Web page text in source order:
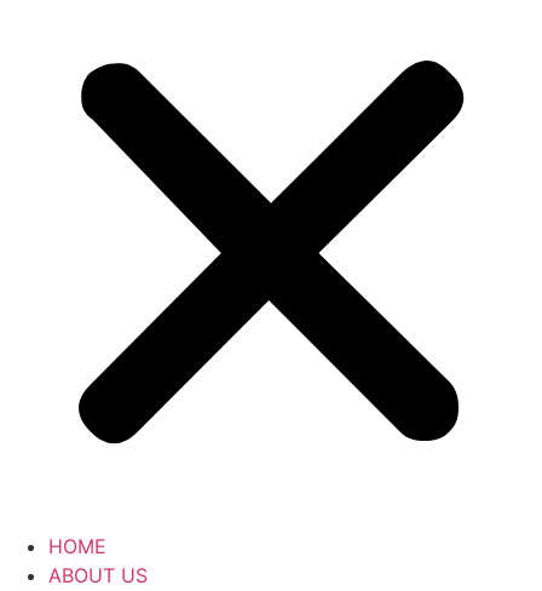
HOME
ABOUT US